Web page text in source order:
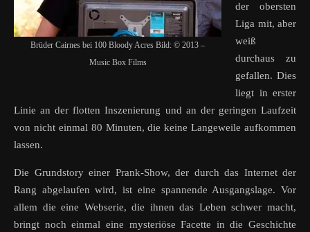
Brüder Cairnes bei 100 Bloody Acres Bild: © 2013 –
Music Box Films
der obersten
Liga mit, aber
weiß
durchaus zu
gefallen. Dies
liegt in erster
Linie an der flotten Inszenierung und an der geringen Laufzeit
von nicht einmal 80 Minuten, die keine Langeweile aufkommen
lassen.
Die Grundstory einer Prank-Show, der durch das Internet der
Rang abgelaufen wird, ist eine spannende Ausgangslage. Vor
allem die eine Webserie, die ihnen das Leben schwer macht,
bringt noch einmal eine mysteriöse Facette in die Geschichte